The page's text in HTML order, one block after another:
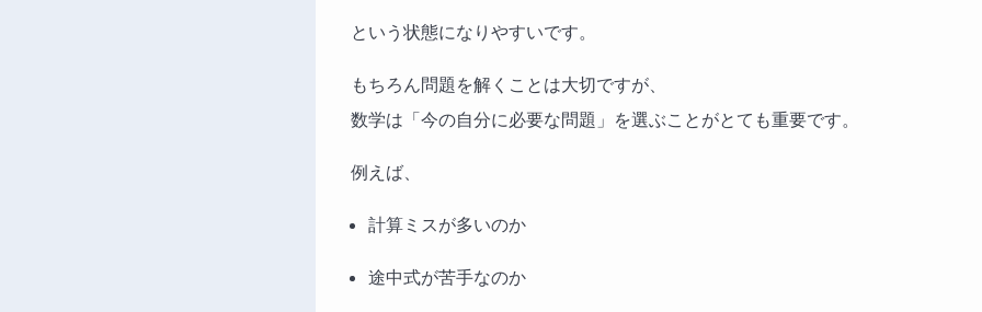
という状態になりやすいです。
もちろん問題を解くことは大切ですが、
数学は「今の自分に必要な問題」を選ぶことがとても重要です。
例えば、
計算ミスが多いのか
途中式が苦手なのか